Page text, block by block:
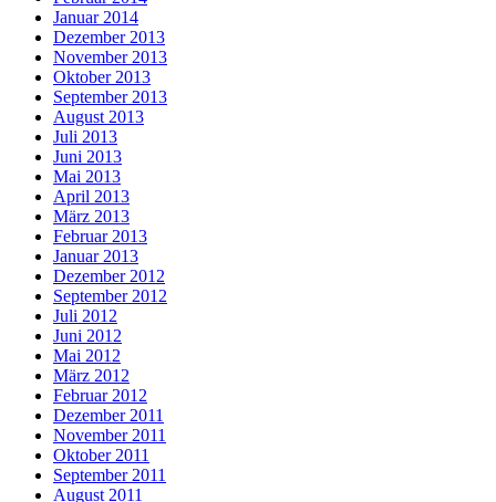
Januar 2014
Dezember 2013
November 2013
Oktober 2013
September 2013
August 2013
Juli 2013
Juni 2013
Mai 2013
April 2013
März 2013
Februar 2013
Januar 2013
Dezember 2012
September 2012
Juli 2012
Juni 2012
Mai 2012
März 2012
Februar 2012
Dezember 2011
November 2011
Oktober 2011
September 2011
August 2011